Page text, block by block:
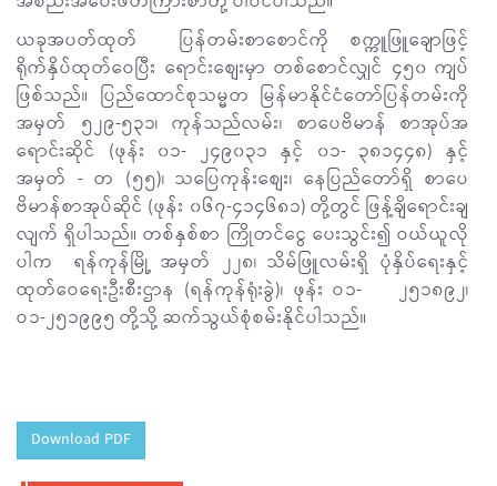
ယခုအပတ်ထုတ် ပြန်တမ်းစာစောင်ကို စက္ကူဖြူချောဖြင့်
ရိုက်နှိပ်ထုတ်ဝေပြီး ရောင်းစျေးမှာ တစ်စောင်လျှင် ၄၅၀ ကျပ်
ဖြစ်သည်။ ပြည်ထောင်စုသမ္မတ မြန်မာနိုင်ငံတော်ပြန်တမ်းကို
အမှတ် ၅၂၉-၅၃၁၊ ကုန်သည်လမ်း၊ စာပေဗိမာန် စာအုပ်အ
ရောင်းဆိုင် (ဖုန်း ၀၁- ၂၄၉၀၃၁ နှင့် ၀၁- ၃၈၁၄၄၈) နှင့်
အမှတ် - တ (၅၅)၊ သပြေကုန်းစျေး၊ နေပြည်တော်ရှိ စာပေ
ဗိမာန်စာအုပ်ဆိုင် (ဖုန်း ၀၆၇-၄၁၄၆၈၁) တို့တွင် ဖြန့်ချိရောင်းချ
လျက် ရှိပါသည်။ တစ်နှစ်စာ ကြိုတင်ငွေ ပေးသွင်း၍ ဝယ်ယူလို
ပါက ရန်ကုန်မြို့ အမှတ် ၂၂၈၊ သိမ်ဖြူလမ်းရှိ ပုံနှိပ်ရေးနှင့်
ထုတ်ဝေရေးဦးစီးဌာန (ရန်ကုန်ရုံးခွဲ)၊ ဖုန်း ဝ၁- ၂၅၁၈၉၂၊
ဝ၁-၂၅၁၉၉၅ တို့သို့ ဆက်သွယ်စုံစမ်းနိုင်ပါသည်။
Download PDF